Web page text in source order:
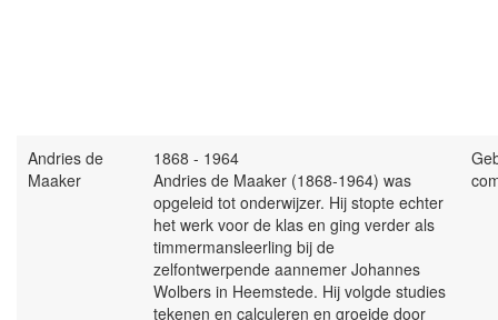
Andries de
Maaker
1868 - 1964
Andries de Maaker (1868-1964) was
opgeleid tot onderwijzer. Hij stopte echter
het werk voor de klas en ging verder als
timmermansleerling bij de
zelfontwerpende aannemer Johannes
Wolbers in Heemstede. Hij volgde studies
tekenen en calculeren en groeide door